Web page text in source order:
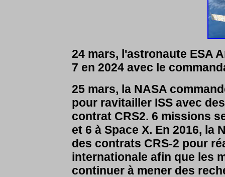
24 mars, l'astronaute ESA
7 en 2024 avec le
25 mars, la NASA
pour ravitailler ISS avec
contrat CRS2. 6 missions
et 6 à Space X. En 2016, la
des contrats CRS-2 pour
internationale afin que les
continuer à mener des